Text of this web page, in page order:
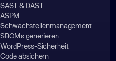
SAST & DAST
ASPM
Schwachstellenmanagement
SBOMs generieren
WordPress-Sicherheit
Code absichern